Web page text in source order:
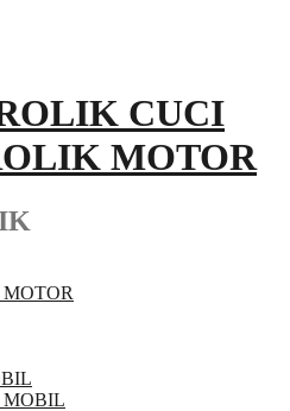
CUCI
MOTOR
MOBIL